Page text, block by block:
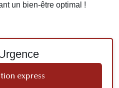
un bien-être optimal !
express